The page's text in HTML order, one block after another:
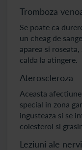
Tromboza
Se poate ca
un cheag de
aparea si
calda la atingere.
Ateroscleroza
Aceasta
special in zona
ingusteaza si se
colesterol si
Leziuni ale